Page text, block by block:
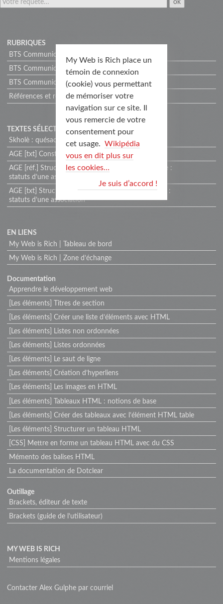
RUBRIQUES
BTS Communication 01
BTS Communication 01 [alt]
BTS Communication 02
Références et repères
TEXTES SÉLECTIONNÉS
Skholè : quésaco ?
AGE [txt] Construire un site web
AGE [réf.] Structurer le texte avec HTML — Exercice :
statuts d’une association
AGE [txt] Structurer le texte avec HTML — Exercice :
statuts d’une association
Menu
extra
EN LIENS
My Web is Rich | Tableau de bord
My Web is Rich | Zone d’échange
Documentation
Apprendre le développement web
[Les éléments] Titres de section
[Les éléments] Créer une liste d’éléments avec HTML
[Les éléments] Listes non ordonnées
[Les éléments] Listes ordonnées
[Les éléments] Le saut de ligne
[Les éléments] Création d’hyperliens
[Les éléments] Les images en HTML
[Les éléments] Tableaux HTML : notions de base
[Les éléments] Créer des tableaux avec l’élément HTML table
[Les éléments] Structurer un tableau HTML
[CSS] Mettre en forme un tableau HTML avec du CSS
Mémento des balises HTML
La documentation de Dotclear
Outillage
Brackets, éditeur de texte
Brackets (guide de l’utilisateur)
MY WEB IS RICH
Mentions légales
Contacter Alex Gulphe par courriel
My Web is Rich place un
témoin de connexion
(cookie) vous permettant
de mémoriser votre
navigation sur ce site. Il
vous remercie de votre
consentement pour
cet usage. Wikipédia
vous en dit plus sur
les cookies…
Je suis d’accord !